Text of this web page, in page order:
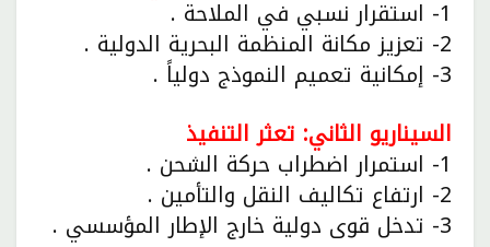
1- استقرار نسبي في الملاحة .
2- تعزيز مكانة المنظمة البحرية الدولية .
3- إمكانية تعميم النموذج دولياً .
السيناريو الثاني: تعثر التنفيذ
1- استمرار اضطراب حركة الشحن .
2- ارتفاع تكاليف النقل والتأمين .
3- تدخل قوى دولية خارج الإطار المؤسسي .